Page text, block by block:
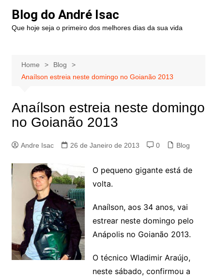
Blog do André Isac
Que hoje seja o primeiro dos melhores dias da sua vida
Home
Blog
Anaílson estreia neste domingo no Goianão 2013
Anaílson estreia neste domingo
no Goianão 2013
Andre Isac 26 de Janeiro de 2013 0 Blog
O pequeno gigante está de
volta.
Anaílson, aos 34 anos, vai
estrear neste domingo pelo
Anápolis no Goianão 2013.
O técnico Wladimir Araújo,
neste sábado, confirmou a